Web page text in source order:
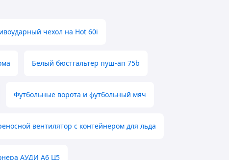
чехол на Hot 60i
Белый бюстгальтер пуш-ап 75b
Футбольные ворота и футбольный мяч
вентилятор с контейнером для льда
АУДИ А6 Ц5